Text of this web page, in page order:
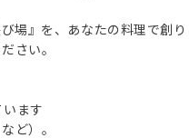
場』を、あなたの料理で創り
さい。
ます
ど）。